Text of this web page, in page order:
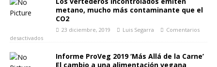
metano, mucho más contaminante que el
CO2
23 diciembre, 2019 Luis Segarra
Comentarios
desactivados
Informe ProVeg 2019 ‘Más Allá de la Carne’
El cambio a una alimentación vegana